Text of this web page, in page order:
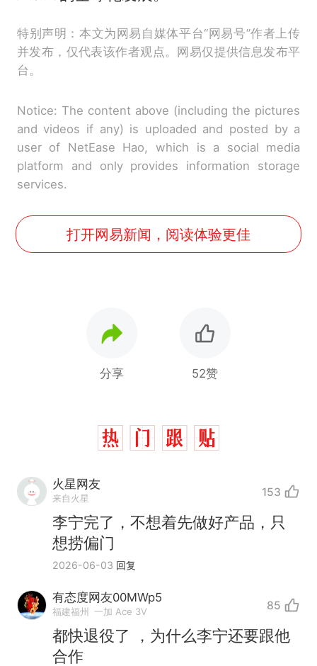
特别声明：本文为网易自媒体平台“网易号”作者上传
并发布，仅代表该作者观点。网易仅提供信息发布平
台。
Notice: The content above (including the pictures
and videos if any) is uploaded and posted by a
user of NetEase Hao, which is a social media
platform and only provides information storage
services.
打开网易新闻，阅读体验更佳
分享 52赞
火星网友
来自火星 153
李宁完了，不想着先做好产品，只
想捞偏门
2026-06-03 回复
有态度网友00MWp5
福建福州 一加 Ace 3V 85
都快退役了 ，为什么李宁还要跟他
合作
热 那个在床头放菜刀的女孩，
因老师一句“跟我回家”改写了
人生
新 制裁瓜子饺子，美国怕什
么？